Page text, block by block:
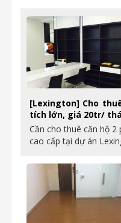
[Lexington] Cho
tích lớn, giá 20tr/
Cần cho thuê căn hộ
cao cấp tại dự án